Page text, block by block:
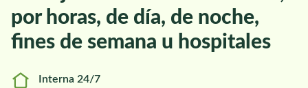
por horas, de día, de noche,
fines de semana u hospitales
Interna 24/7